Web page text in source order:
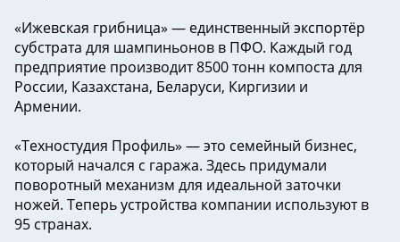
«Ижевская грибница» — единственный экспортёр
субстрата для шампиньонов в ПФО. Каждый год
предприятие производит 8500 тонн компоста для
России, Казахстана, Беларуси, Киргизии и
Армении.
«Техностудия Профиль» — это семейный бизнес,
который начался с гаража. Здесь придумали
поворотный механизм для идеальной заточки
ножей. Теперь устройства компании используют в
95 странах.